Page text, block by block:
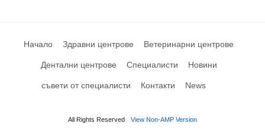
Начало Здравни центрове Ветеринарни центрове
Дентални центрове Специалисти Новини
съвети от специалисти Контакти News
All Rights Reserved View Non-AMP Version